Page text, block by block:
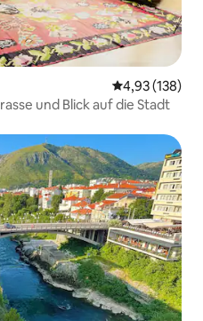
4,93 (138)
und Blick auf die Stadt